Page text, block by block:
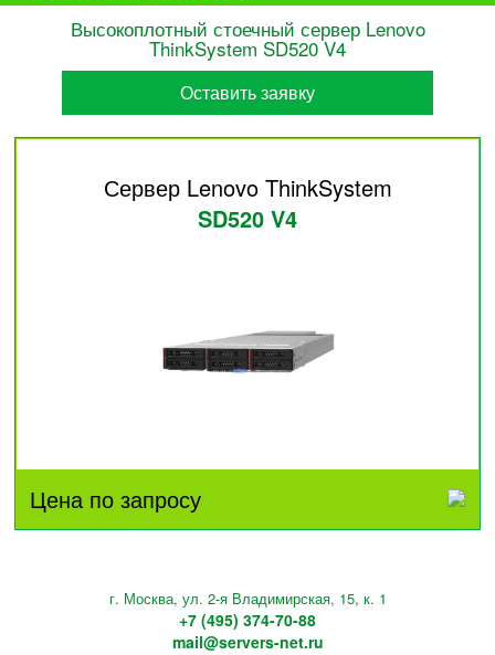
Высокоплотный стоечный сервер Lenovo
ThinkSystem SD520 V4
Оставить заявку
Сервер Lenovo ThinkSystem
SD520 V4
Цена по запросу
г. Москва, ул. 2-я Владимирская, 15, к. 1
+7 (495) 374-70-88
mail@servers-net.ru